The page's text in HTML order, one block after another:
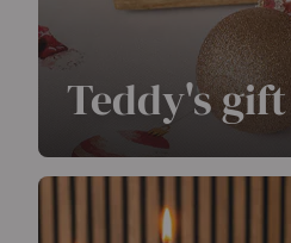
Teddy's gift
Un design d'hiver
place centrale, évoquant
convivialité.